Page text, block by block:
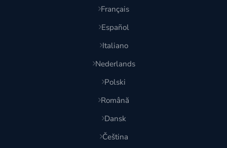
Français
Español
Italiano
Nederlands
Polski
Română
Dansk
Čeština